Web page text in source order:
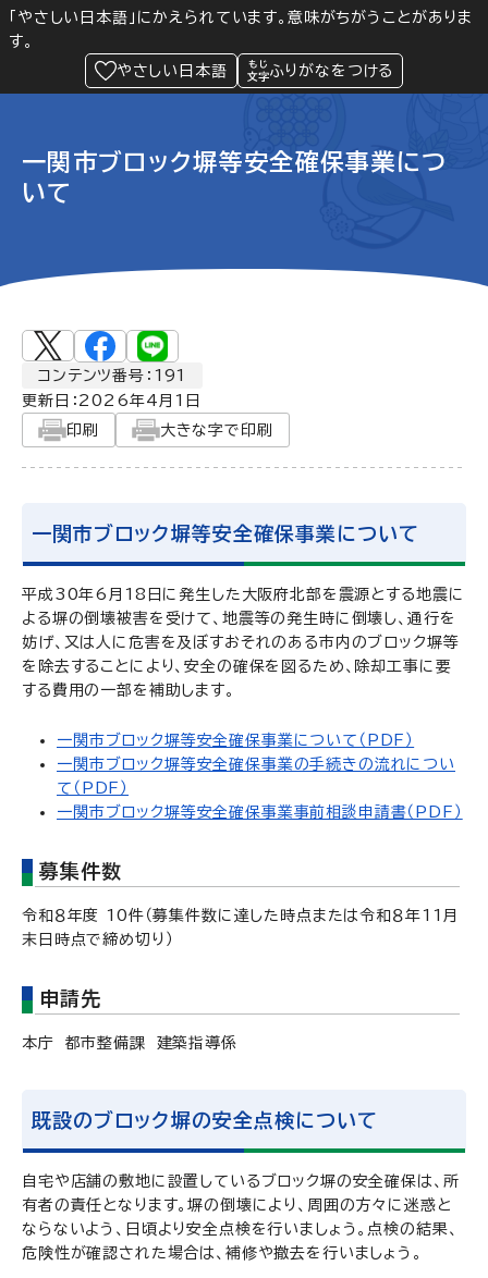
「やさしい日本語」にかえられています。意味がちがうことがありま
す。
やさしい日本語
ふりがなをつける
Language 閲覧支援
緊急情報
一関市ブロック塀等安全確保事業につ
いて
コンテンツ番号：191
更新日： 2026年4月1日
印刷
大きな字で印刷
一関市ブロック塀等安全確保事業について
平成30年6月18日に発生した大阪府北部を震源とする地震に
よる塀の倒壊被害を受けて、地震等の発生時に倒壊し、通行を
妨げ、又は人に危害を及ぼすおそれのある市内のブロック塀等
を除去することにより、安全の確保を図るため、除却工事に要
する費用の一部を補助します。
一関市ブロック塀等安全確保事業について（PDF）
一関市ブロック塀等安全確保事業の手続きの流れについ
て（PDF）
一関市ブロック塀等安全確保事業事前相談申請書（PDF）
募集件数
令和８年度 10件（募集件数に達した時点または令和８年11月
末日時点で締め切り）
申請先
本庁 都市整備課 建築指導係
既設のブロック塀の安全点検について
自宅や店舗の敷地に設置しているブロック塀の安全確保は、所
有者の責任となります。塀の倒壊により、周囲の方々に迷惑と
ならないよう、日頃より安全点検を行いましょう。点検の結果、
危険性が確認された場合は、補修や撤去を行いましょう。